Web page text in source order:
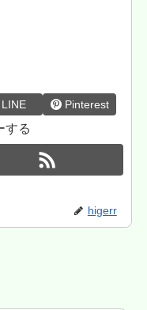
LINE Pinterest
する
higerr